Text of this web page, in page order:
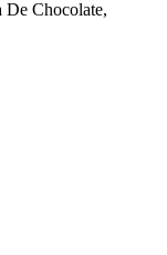
De Chocolate,